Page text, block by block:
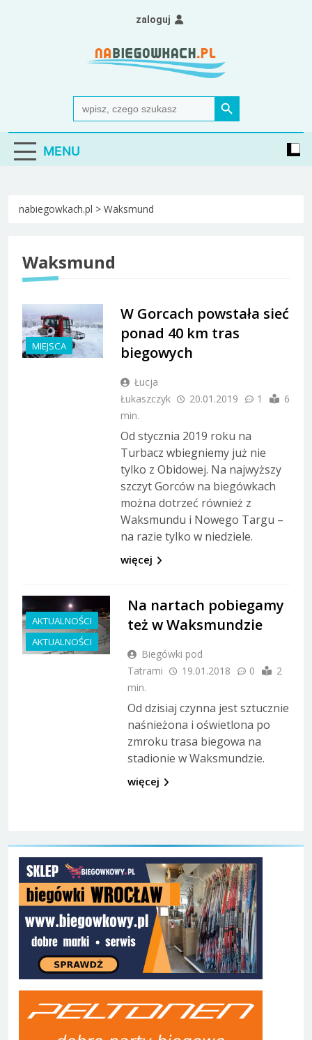
Nabiegowkach.pl
portal miłośników narciarstwa biegowego
Search
for:
Search Button
zaloguj
MENU
nabiegowkach.pl > Waksmund
Waksmund
MIEJSCA
W Gorcach powstała sieć
ponad 40 km tras
biegowych
Łucja
Łukaszczyk
20.01.2019 1
6
min.
Od stycznia 2019 roku na
Turbacz wbiegniemy już nie
tylko z Obidowej. Na najwyższy
szczyt Gorców na biegówkach
można dotrzeć również z
Waksmundu i Nowego Targu –
na razie tylko w niedziele.
więcej
AKTUALNOŚCI
AKTUALNOŚCI
Na nartach pobiegamy
też w Waksmundzie
Biegówki pod
Tatrami
19.01.2018 0
2
min.
Od dzisiaj czynna jest sztucznie
naśnieżona i oświetlona po
zmroku trasa biegowa na
stadionie w Waksmundzie.
więcej